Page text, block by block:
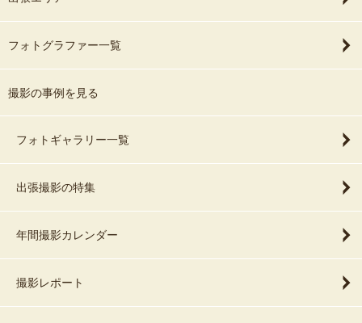
フォトグラファー一覧
撮影の事例を見る
フォトギャラリー一覧
出張撮影の特集
年間撮影カレンダー
撮影レポート